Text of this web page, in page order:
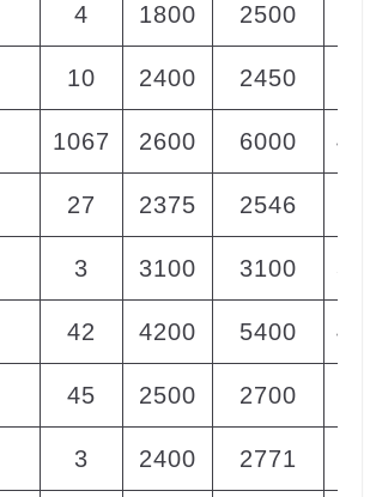
4 1800 2500
10 2400 2450
1067 2600 6000
27 2375 2546
3 3100 3100
42 4200 5400
45 2500 2700
3 2400 2771